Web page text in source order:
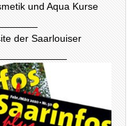
und Aqua Kurse
der Saarlouiser